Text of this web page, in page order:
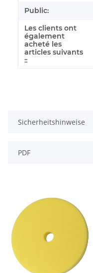
Public:
Les clients ont
également
acheté les
articles suivants
::
Sicherheitshinweise
PDF